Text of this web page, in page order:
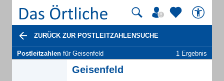
ZURÜCK ZUR POSTLEITZAHLENSUCHE
Postleitzahlen für Geisenfeld 1 Ergebnis
Geisenfeld